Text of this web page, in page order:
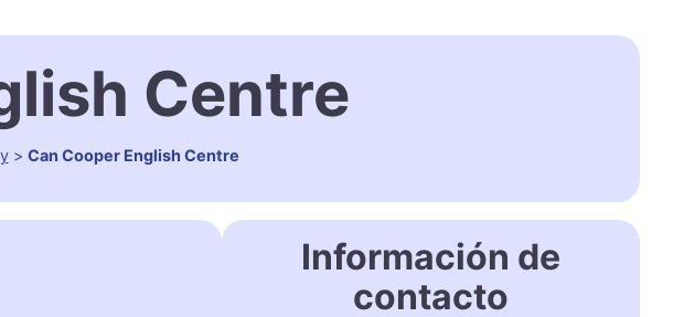
Centre
> Can Cooper English Centre
Información de
contacto